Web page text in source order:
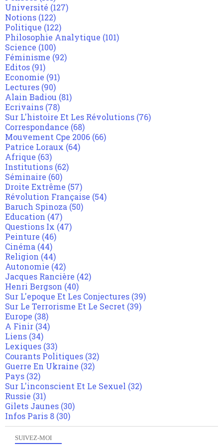
SUIVEZ-MOI
Université (127)
Notions (122)
Politique (122)
Philosophie Analytique (101)
Science (100)
Féminisme (92)
Editos (91)
Economie (91)
Lectures (90)
Alain Badiou (81)
Ecrivains (78)
Sur L'histoire Et Les Révolutions (76)
Correspondance (68)
Mouvement Cpe 2006 (66)
Patrice Loraux (64)
Afrique (63)
Institutions (62)
Séminaire (60)
Droite Extrême (57)
Révolution Française (54)
Baruch Spinoza (50)
Education (47)
Questions Ix (47)
Peinture (46)
Cinéma (44)
Religion (44)
Autonomie (42)
Jacques Rancière (42)
Henri Bergson (40)
Sur L'epoque Et Les Conjectures (39)
Sur Le Terrorisme Et Le Secret (39)
Europe (38)
A Finir (34)
Liens (34)
Lexiques (33)
Courants Politiques (32)
Guerre En Ukraine (32)
Pays (32)
Sur L'inconscient Et Le Sexuel (32)
Russie (31)
Gilets Jaunes (30)
Infos Paris 8 (30)